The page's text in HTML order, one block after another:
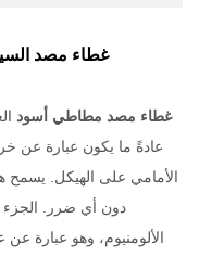
غطاء مصد
غطاء مصد مطاطي أسود
عادةً ما يكون عبارة عن
الأمامي على الهيكل. يسمح
دون أي ضرر. الجزء
الألومنيوم، وهو عبارة